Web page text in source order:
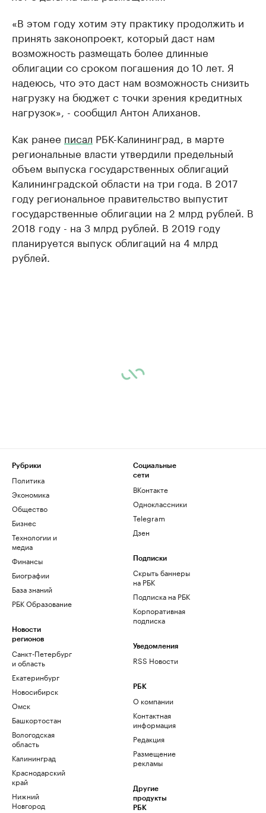
«В этом году хотим эту практику продолжить и
принять законопроект, который даст нам
возможность размещать более длинные
облигации со сроком погашения до 10 лет. Я
надеюсь, что это даст нам возможность снизить
нагрузку на бюджет с точки зрения кредитных
нагрузок», - сообщил Антон Алиханов.
Как ранее писал РБК-Калининград, в марте
региональные власти утвердили предельный
объем выпуска государственных облигаций
Калининградской области на три года. В 2017
году региональное правительство выпустит
государственные облигации на 2 млрд рублей. В
2018 году - на 3 млрд рублей. В 2019 году
планируется выпуск облигаций на 4 млрд
рублей.
Рубрики
Политика
Экономика
Общество
Бизнес
Технологии и
медиа
Финансы
Биографии
База знаний
РБК Образование
Новости
регионов
Санкт-Петербург
и область
Екатеринбург
Новосибирск
Омск
Башкортостан
Вологодская
область
Калининград
Краснодарский
край
Нижний
Новгород
Социальные
сети
ВКонтакте
Одноклассники
Telegram
Дзен
Подписки
Скрыть баннеры
на РБК
Подписка на РБК
Корпоративная
подписка
Уведомления
RSS Новости
РБК
О компании
Контактная
информация
Редакция
Размещение
рекламы
Другие
продукты
РБК